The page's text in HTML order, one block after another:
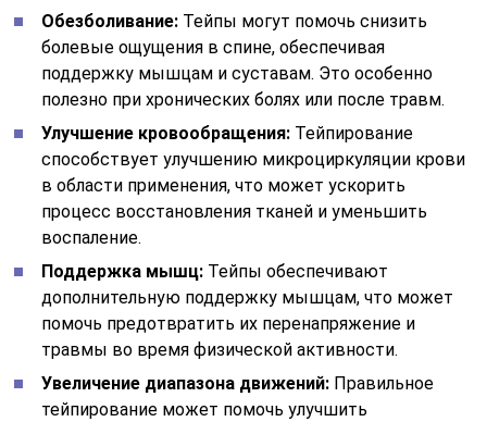
Обезболивание: Тейпы могут помочь снизить
болевые ощущения в спине, обеспечивая
поддержку мышцам и суставам. Это особенно
полезно при хронических болях или после травм.
Улучшение кровообращения: Тейпирование
способствует улучшению микроциркуляции крови
в области применения, что может ускорить
процесс восстановления тканей и уменьшить
воспаление.
Поддержка мышц: Тейпы обеспечивают
дополнительную поддержку мышцам, что может
помочь предотвратить их перенапряжение и
травмы во время физической активности.
Увеличение диапазона движений: Правильное
тейпирование может помочь улучшить